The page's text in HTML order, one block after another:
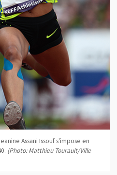
Assani Issouf s'impose en
(Photo: Matthieu Tourault/Ville